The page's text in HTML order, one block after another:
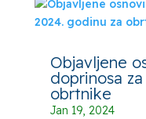
Objavljene
doprinosa
obrtnike
Jan 19, 2024